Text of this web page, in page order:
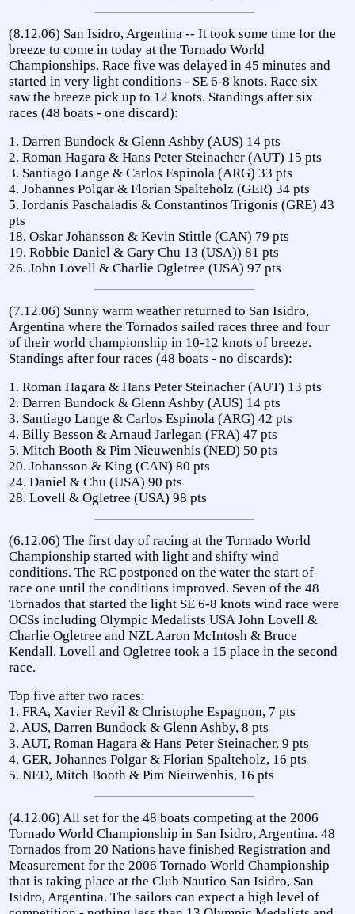
(8.12.06) San Isidro, Argentina -- It took some time for the
breeze to come in today at the Tornado World
Championships. Race five was delayed in 45 minutes and
started in very light conditions - SE 6-8 knots. Race six
saw the breeze pick up to 12 knots. Standings after six
races (48 boats - one discard):
1. Darren Bundock & Glenn Ashby (AUS) 14 pts
2. Roman Hagara & Hans Peter Steinacher (AUT) 15 pts
3. Santiago Lange & Carlos Espinola (ARG) 33 pts
4. Johannes Polgar & Florian Spalteholz (GER) 34 pts
5. Iordanis Paschaladis & Constantinos Trigonis (GRE) 43
pts
18. Oskar Johansson & Kevin Stittle (CAN) 79 pts
19. Robbie Daniel & Gary Chu 13 (USA)) 81 pts
26. John Lovell & Charlie Ogletree (USA) 97 pts
(7.12.06) Sunny warm weather returned to San Isidro,
Argentina where the Tornados sailed races three and four
of their world championship in 10-12 knots of breeze.
Standings after four races (48 boats - no discards):
1. Roman Hagara & Hans Peter Steinacher (AUT) 13 pts
2. Darren Bundock & Glenn Ashby (AUS) 14 pts
3. Santiago Lange & Carlos Espinola (ARG) 42 pts
4. Billy Besson & Arnaud Jarlegan (FRA) 47 pts
5. Mitch Booth & Pim Nieuwenhis (NED) 50 pts
20. Johansson & King (CAN) 80 pts
24. Daniel & Chu (USA) 90 pts
28. Lovell & Ogletree (USA) 98 pts
(6.12.06) The first day of racing at the Tornado World
Championship started with light and shifty wind
conditions. The RC postponed on the water the start of
race one until the conditions improved. Seven of the 48
Tornados that started the light SE 6-8 knots wind race were
OCSs including Olympic Medalists USA John Lovell &
Charlie Ogletree and NZL Aaron McIntosh & Bruce
Kendall. Lovell and Ogletree took a 15 place in the second
race.
Top five after two races:
1. FRA, Xavier Revil & Christophe Espagnon, 7 pts
2. AUS, Darren Bundock & Glenn Ashby, 8 pts
3. AUT, Roman Hagara & Hans Peter Steinacher, 9 pts
4. GER, Johannes Polgar & Florian Spalteholz, 16 pts
5. NED, Mitch Booth & Pim Nieuwenhis, 16 pts
(4.12.06) All set for the 48 boats competing at the 2006
Tornado World Championship in San Isidro, Argentina. 48
Tornados from 20 Nations have finished Registration and
Measurement for the 2006 Tornado World Championship
that is taking place at the Club Nautico San Isidro, San
Isidro, Argentina. The sailors can expect a high level of